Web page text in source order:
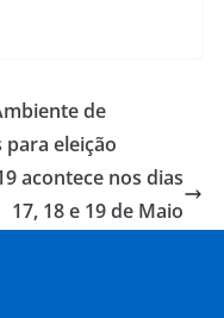
de
eleição
acontece nos dias
17, 18 e 19 de Maio